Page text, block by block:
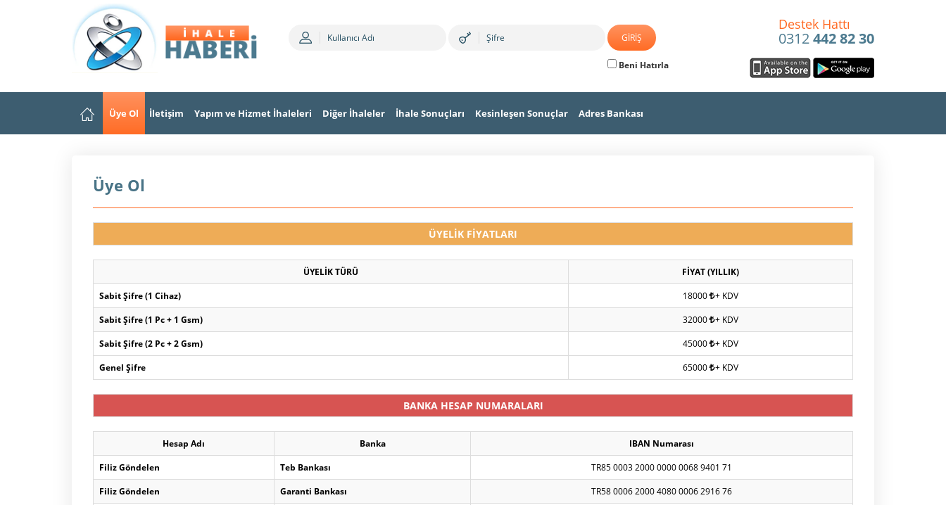
Beni Hatırla
Destek Hattı
0312442 82 30
Üye Ol İletişim Yapım ve Hizmet İhaleleri Diğer İhaleler İhale Sonuçları Kesinleşen Sonuçlar Adres Bankası
Üye Ol
ÜYELİK FİYATLARI
ÜYELİK TÜRÜ
FİYAT (YILLIK)
Sabit Şifre (1 Cihaz)
18000 + KDV
Sabit Şifre (1 Pc + 1 Gsm)
32000 + KDV
Sabit Şifre (2 Pc + 2 Gsm)
45000 + KDV
Genel Şifre
65000 + KDV
BANKA HESAP NUMARALARI
Hesap Adı Banka
IBAN Numarası
Filiz Göndelen
Teb Bankası
TR85 0003 2000 0000 0068 9401 71
Filiz Göndelen
Garanti Bankası
TR58 0006 2000 4080 0006 2916 76